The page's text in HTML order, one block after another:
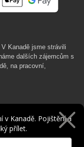
Kanadě jsme strávili
dalších zájemcům s
na pracovní,
v Kanadě. Pojištění a
přílet.